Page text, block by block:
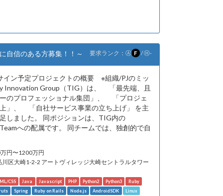
自信のある方募集！！～ 要求ランク： Ⓐ F /Ⓗ-
イン予定プロジェクトの概要 ※組織/PJのミッ
Group（TIG）は、 「最先端、且
のプロフェッショナル集団」、 「プロジェ
」、 「自社サービス事業の立ち上げ」 を主
しました。 同ポジションは、TIG内の
への配属です。 同チームでは、独創的で自
円〜1200万円
川区大崎1-2-2​ アートヴィレッジ大崎セントラルタワー
CSS Java Javascript PHP Python2 Python3
Ruby
Spring Ruby on Rails Node.js AndroidSDK
Linux